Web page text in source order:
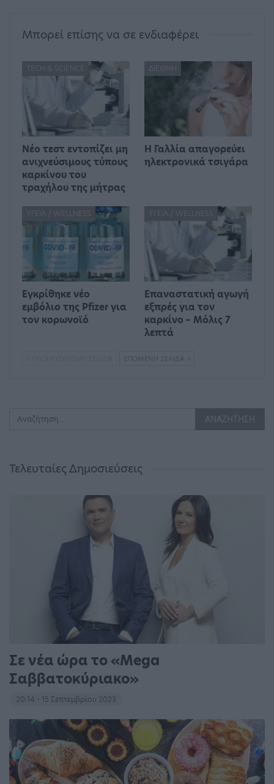
Μπορεί επίσης να σε ενδιαφέρει
TECH & SCIENCE
Νέο τεστ εντοπίζει μη
ανιχνεύσιμους τύπους
καρκίνου του
τραχήλου της μήτρας
ΔΙΕΘΝΉ
Η Γαλλία απαγορεύει
ηλεκτρονικά τσιγάρα
ΥΓΕΊΑ / WELLNESS
Εγκρίθηκε νέο
εμβόλιο της Pfizer για
τον κορωνοϊό
ΥΓΕΊΑ / WELLNESS
Επαναστατική αγωγή
εξπρές για τον
καρκίνο – Μόλις 7
λεπτά
ΕΠΌΜΕΝΗ ΣΕΛΊΔΑ
Τελευταίες Δημοσιεύσεις
Σε νέα ώρα το «Mega
Σαββατοκύριακο»
20:14 - 15 Σεπτεμβρίου 2023